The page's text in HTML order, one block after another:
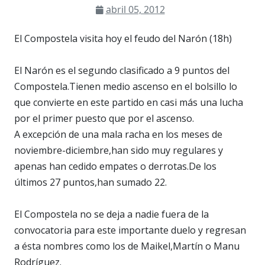
abril 05, 2012
El Compostela visita hoy el feudo del Narón (18h)
El Narón es el segundo clasificado a 9 puntos del
Compostela.Tienen medio ascenso en el bolsillo lo
que convierte en este partido en casi más una lucha
por el primer puesto que por el ascenso.
A excepción de una mala racha en los meses de
noviembre-diciembre,han sido muy regulares y
apenas han cedido empates o derrotas.De los
últimos 27 puntos,han sumado 22.
El Compostela no se deja a nadie fuera de la
convocatoria para este importante duelo y regresan
a ésta nombres como los de Maikel,Martín o Manu
Rodríguez.